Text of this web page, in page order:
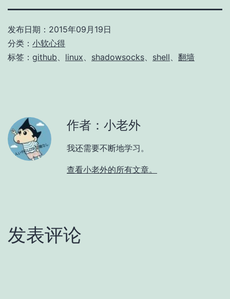
发布日期： 2015年09月19日
分类： 小软心得
标签： github linux shadowsocks shell 翻墙
作者：小老外
我还需要不断地学习。
查看小老外的所有文章。
发表评论